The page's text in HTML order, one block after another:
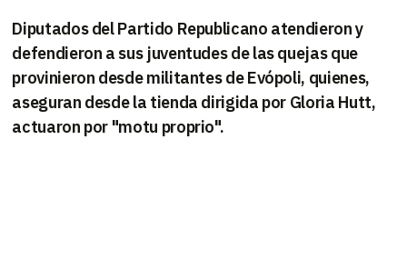
Diputados del Partido Republicano atendieron y
defendieron a sus juventudes de las quejas que
provinieron desde militantes de Evópoli, quienes,
aseguran desde la tienda dirigida por Gloria Hutt,
actuaron por "motu proprio".